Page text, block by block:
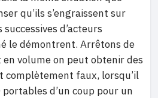
qu’ils s’engraissent sur
d’acteurs
le démontrent. Arrêtons de
en volume on peut obtenir des
complètement faux, lorsqu’il
portables d’un coup pour un